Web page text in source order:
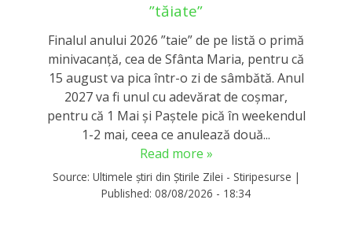
”tăiate”
Finalul anului 2026 ”taie” de pe listă o primă
minivacanță, cea de Sfânta Maria, pentru că
15 august va pica într-o zi de sâmbătă. Anul
2027 va fi unul cu adevărat de coșmar,
pentru că 1 Mai și Paștele pică în weekendul
1-2 mai, ceea ce anulează două...
Read more »
Source: Ultimele știri din Știrile Zilei - Stiripesurse |
Published: 08/08/2026 - 18:34